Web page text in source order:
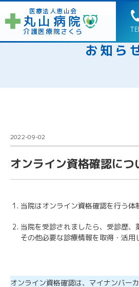
医療法人恵山会
丸山病院
介護医療院さくら
お知ら
2022-09-02
オンライン資格確認に
当院はオンライン資格確認を行う体
当院を受診されましたら、受診歴
その他必要な診療情報を取得・活用
オンライン資格確認は、マイナンバー